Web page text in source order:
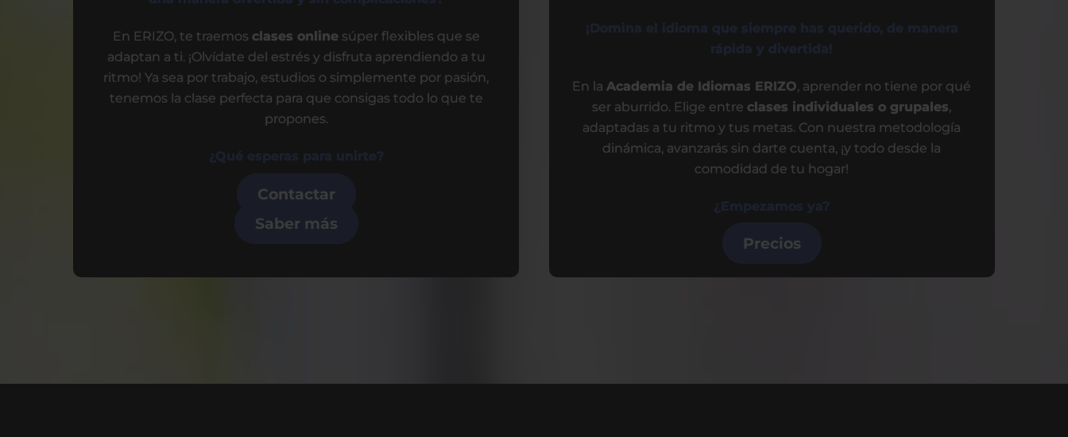
En ERIZO, te traemos clases onlinesúper flexibles que se
adaptan a ti. ¡Olvídate del estrés y disfruta aprendiendo a tu
ritmo! Ya sea por trabajo, estudios o simplemente por pasión,
tenemos la clase perfecta para que consigas todo lo que te
propones.
¿Qué esperas para unirte?
Contactar
Saber más
¡Domina el idioma que siempre has querido, de manera
rápida y divertida!
En laAcademia de Idiomas ERIZO, aprender no tiene por qué
ser aburrido. Elige entreclases individuales o grupales,
adaptadas a tu ritmo y tus metas. Con nuestra metodología
dinámica, avanzarás sin darte cuenta, ¡y todo desde la
comodidad de tu hogar!
¿Empezamos ya?
Precios